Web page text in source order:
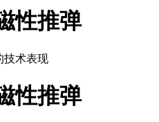
性推弹
技术表现
性推弹